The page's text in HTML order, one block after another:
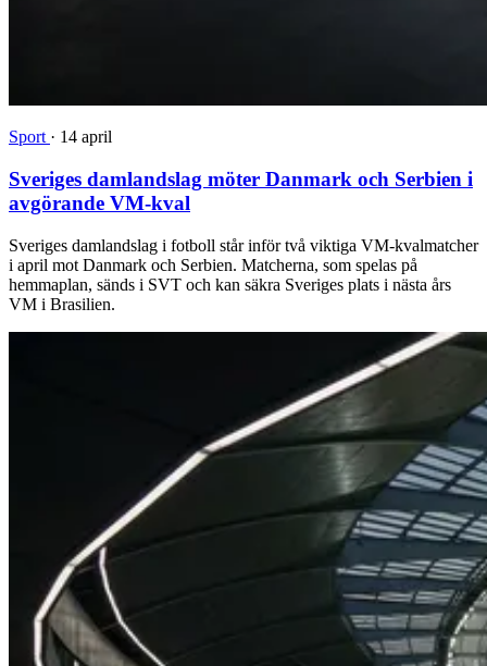
Sport · 14 april
Sveriges damlandslag möter Danmark och Serbien i
avgörande VM-kval
Sveriges damlandslag i fotboll står inför två viktiga VM-kvalmatcher
i april mot Danmark och Serbien. Matcherna, som spelas på
hemmaplan, sänds i SVT och kan säkra Sveriges plats i nästa års
VM i Brasilien.